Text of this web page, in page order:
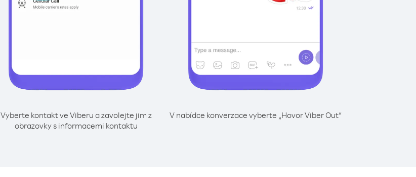
Vyberte kontakt ve Viberu a zavolejte jim z
obrazovky s informacemi kontaktu
V nabídce konverzace vyberte „Hovor Viber Out“